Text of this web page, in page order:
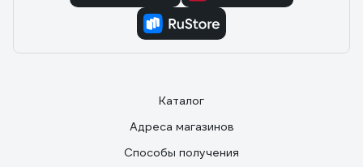
Каталог
Адреса магазинов
Способы получения